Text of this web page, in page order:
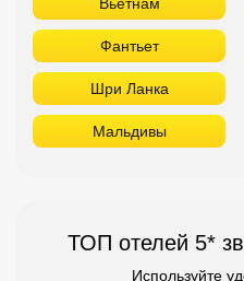
ТОП отелей 5*
Используйте
Турция
Белек
Хургада